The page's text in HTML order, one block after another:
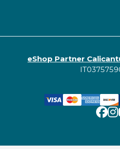
eShop Partner